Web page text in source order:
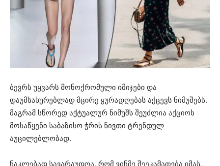
ბევრს უყვარს მონოქრომული იმიჯები და
დაუმსახურებლად მცირე ყურადღებას აქცევს ნიმუშებს.
მაგრამ სწორედ აქტუალურ ნიმუშს შეუძლია აქციოს
მოსაწყენი საბაზისო ჭრის ნივთი ტრენდულ
აუცილებლობად.
ნაკლებად სავარაუდოა, რომ ვინმე შეეკამათება იმას,